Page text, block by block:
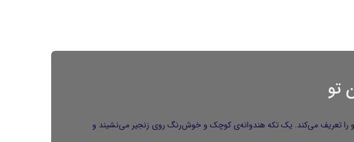
دوست داری، هم دل به حال‌وهوای شاد تابستان می‌دهی، آویز هندوانه ۰۰۱ دقیقاً حال تو را تعریف می‌کند. یک تکه هندوانه‌ی کوچک و خوش‌رنگ روی زنجیر می‌نشیند و